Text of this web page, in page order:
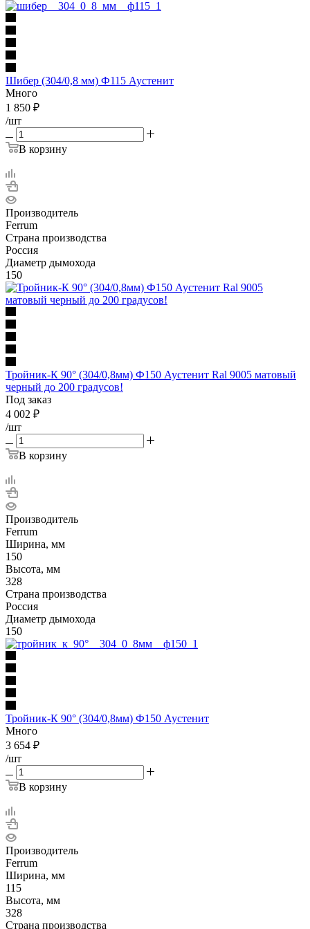
Шибер (304/0,8 мм) Ф115 Аустенит
Много
1 850 ₽
/шт
В корзину
Производитель
Ferrum
Страна производства
Россия
Диаметр дымохода
150
Тройник-К 90° (304/0,8мм) Ф150 Аустенит Ral 9005 матовый
черный до 200 градусов!
Под заказ
4 002 ₽
/шт
В корзину
Производитель
Ferrum
Ширина, мм
150
Высота, мм
328
Страна производства
Россия
Диаметр дымохода
150
Тройник-К 90° (304/0,8мм) Ф150 Аустенит
Много
3 654 ₽
/шт
В корзину
Производитель
Ferrum
Ширина, мм
115
Высота, мм
328
Страна производства